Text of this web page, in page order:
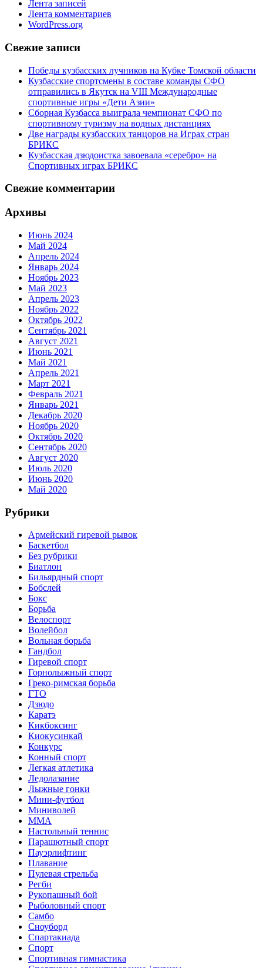
Лента записей
Лента комментариев
WordPress.org
Свежие записи
Победы кузбасских лучников на Кубке Томской области
Кузбасские спортсмены в составе команды СФО
отправились в Якутск на VIII Международные
спортивные игры «Дети Азии»
Сборная Кузбасса выиграла чемпионат СФО по
спортивному туризму на водных дистанциях
Две награды кузбасских танцоров на Играх стран
БРИКС
Кузбасская дзюдоистка завоевала «серебро» на
Спортивных играх БРИКС
Свежие комментарии
Архивы
Июнь 2024
Май 2024
Апрель 2024
Январь 2024
Ноябрь 2023
Май 2023
Апрель 2023
Ноябрь 2022
Октябрь 2022
Сентябрь 2021
Август 2021
Июнь 2021
Май 2021
Апрель 2021
Март 2021
Февраль 2021
Январь 2021
Декабрь 2020
Ноябрь 2020
Октябрь 2020
Сентябрь 2020
Август 2020
Июль 2020
Июнь 2020
Май 2020
Рубрики
Армейский гиревой рывок
Баскетбол
Без рубрики
Биатлон
Бильярдный спорт
Бобслей
Бокс
Борьба
Велоспорт
Волейбол
Вольная борьба
Гандбол
Гиревой спорт
Горнолыжный спорт
Греко-римская борьба
ГТО
Дзюдо
Каратэ
Кикбоксинг
Киокусинкай
Конкурс
Конный спорт
Легкая атлетика
Ледолазание
Лыжные гонки
Мини-футбол
Миниволей
ММА
Настольный теннис
Парашютный спорт
Пауэрлифтинг
Плавание
Пулевая стрельба
Регби
Рукопашный бой
Рыболовный спорт
Самбо
Сноуборд
Спартакиада
Спорт
Спортивная гимнастика